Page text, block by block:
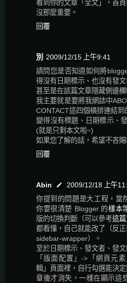
看到你的文章「全文」，首
沒那麼重要。
回覆
別
2009/12/15 上午9:41
請問您是否知道如何將
得沒有日期標示、也沒有發文
甚至是在該篇文章隱藏側邊欄
我主要就是要將我網誌中
CONTACT這四個橫排連結到
變得沒有標題、日期標示、
(就是只剩本文啦~)
如果您了解的話，希望不吝賜
回覆
Abin
2009/12/18 上午
你提到的問題是大工程，當
你要很清楚 Blogger 的樣本
版的切換判斷（可以參考這
都看懂，自己就能改了（反
sidebar-wrapper）。
至於日期標示、發文者、發
「版面配置」->「網頁元
輯」頁面裡，自行勾選能決
章後才消失，一樣在顯示這